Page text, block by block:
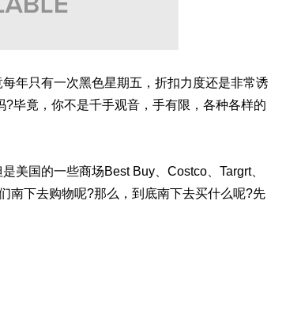
年只有一次黑色星期五，折扣力度还是非常诱
毕竟，你不是千手观音，手有限，各种各样的
美国的一些商场Best Buy、Costco、Targrt、
南下去购物呢?那么，到底南下去买什么呢?先